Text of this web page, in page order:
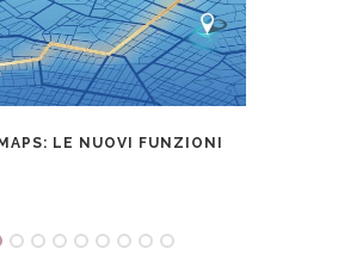
LE NUOVI FUNZIONI